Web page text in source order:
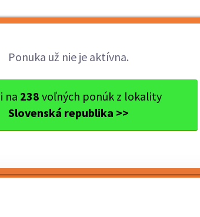
Ponuka už nie je aktívna.
na 238 voľných ponúk z lokality
Slovenská republika >>
Ok. Skalica Holíč Predavač - pokladník (m/
ž), Holíč